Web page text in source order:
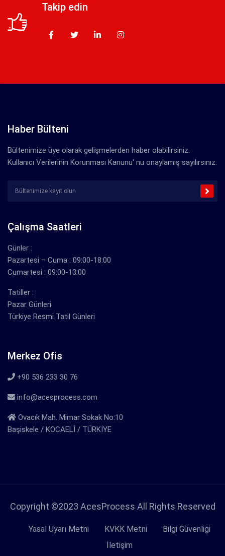
Takip edin
Haber Bülteni
Bültenimize üye olarak gelişmelerden haber olabilirsiniz.
Kullanıcı Verilerinin Korunması Kanunu' nu onaylamış sayılırsınız.
Çalışma Saatleri
Günler :
Pazartesi – Cuma : 09:00-18:00
Cumartesi : 09:00-13:00
Tatiller :
Pazar Günleri
Türkiye Resmi Tatil Günleri
Merkez Ofis
+90 536 233 30 76
info@acesprocess.com
Ovacık Mah. Mimar Sokak No:10
Başiskele / KOCAELİ / TÜRKİYE
Copyright ©2023 AcesProcess All Rights Reserved
Yasal Uyarı Metni KVKK Metni
Bilgi Güvenliği
İletişim